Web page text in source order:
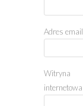
Adres email
Witryna
internetowa